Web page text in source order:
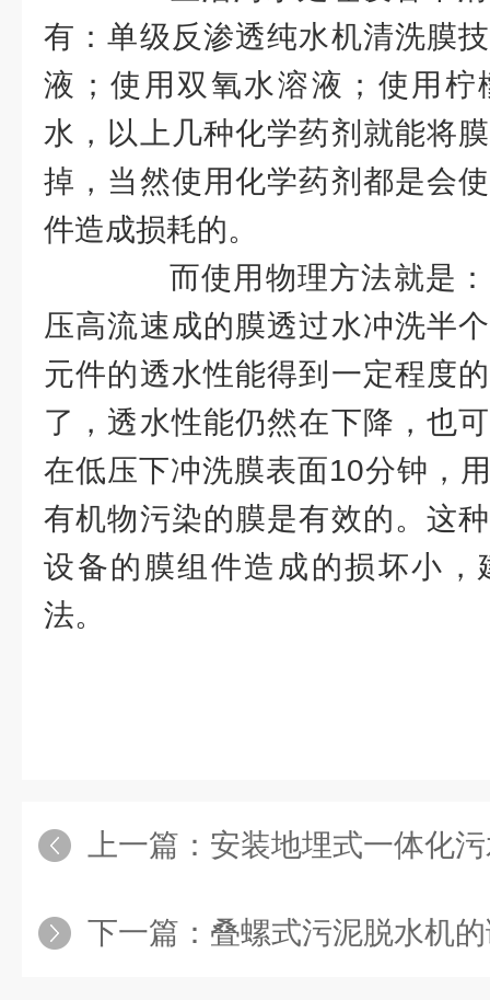
有：单级反渗透纯水机清洗膜
液；使用双氧水溶液；使用柠
水，以上几种化学药剂就能将
掉，当然使用化学药剂都是会
件造成损耗的。
而使用物理方法就是：
压高流速成的膜透过水冲洗半
元件的透水性能得到一定程度
了，透水性能仍然在下降，也
在低压下冲洗膜表面10分钟，
有机物污染的膜是有效的。这
设备的膜组件造成的损坏小，
法。
上一篇： 安装地埋式一体化污水
下一篇： 叠螺式污泥脱水机